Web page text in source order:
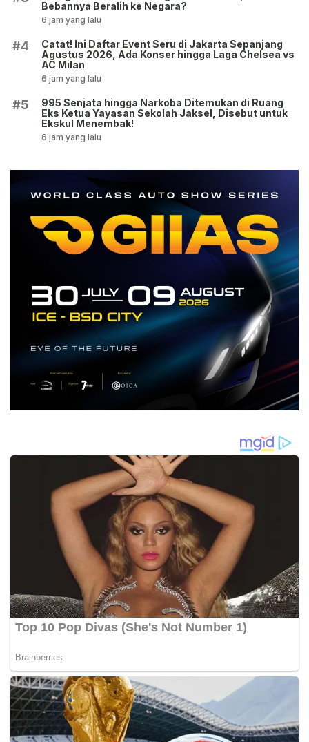
Bebannya Beralih ke Negara?
6 jam yang lalu
#4
Catat! Ini Daftar Event Seru di Jakarta Sepanjang
Agustus 2026, Ada Konser hingga Laga Chelsea vs
AC Milan
6 jam yang lalu
#5
995 Senjata hingga Narkoba Ditemukan di Ruang
Eks Ketua Yayasan Sekolah Jaksel, Disebut untuk
Ekskul Menembak!
6 jam yang lalu